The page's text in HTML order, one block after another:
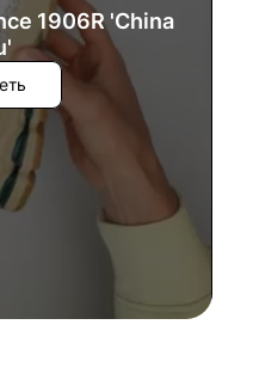
1906R 'China